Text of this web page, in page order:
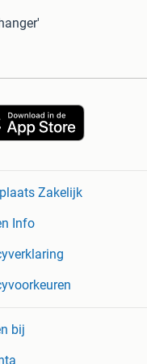
Zakelijk
Info
bij